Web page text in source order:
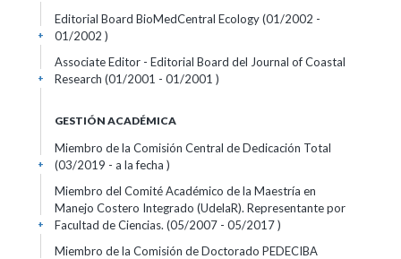
Editorial Board BioMedCentral Ecology (01/2002 -
01/2002 )
+
Associate Editor - Editorial Board del Journal of Coastal
Research (01/2001 - 01/2001 )
+
GESTIÓN ACADÉMICA
Miembro de la Comisión Central de Dedicación Total
(03/2019 - a la fecha )
+
Miembro del Comité Académico de la Maestría en
Manejo Costero Integrado (UdelaR). Representante por
Facultad de Ciencias. (05/2007 - 05/2017 )
+
Miembro de la Comisión de Doctorado PEDECIBA